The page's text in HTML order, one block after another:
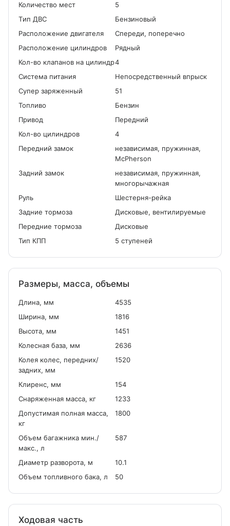
Количество мест
5
Tип ДВС
Бензиновый
Расположение двигателя
Спереди, поперечно
Расположение цилиндров
Рядный
Кол-во клапанов на цилиндр4
Система питания
Непосредственный впрыск
Cупер заряженный
51
Топливо
Бензин
Привод
Передний
Кол-во цилиндров
4
Передний замок
независимая, пружинная,
McPherson
Задний замок
независимая, пружинная,
многорычажная
Руль
Шестерня-рейка
Задние тормоза
Дисковые, вентилируемые
Передние тормоза
Дисковые
Тип КПП
5 ступеней
Размеры, масса, объемы
Длина, мм
4535
Ширина, мм
1816
Высота, мм
1451
Колесная база, мм
2636
Колея колес, передних/
задних, мм
1520
Клиренс, мм
154
Снаряженная масса, кг
1233
Допустимая полная масса,
кг
1800
Объем багажника мин./
макс., л
587
Диаметр разворота, м
10.1
Объем топливного бака, л
50
Ходовая часть